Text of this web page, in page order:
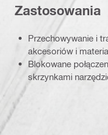
Zastosowania
Przechowywanie i
akcesoriów i
Blokowane
skrzynkami